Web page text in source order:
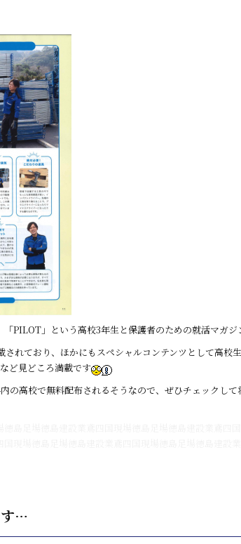
PILOT」という高校3年生と保護者のための就活マガジ
れており、ほかにもスペシャルコンテンツとして高校
ど見どころ満載です
の高校で無料配布されるそうなので、ぜひチェックして
す…